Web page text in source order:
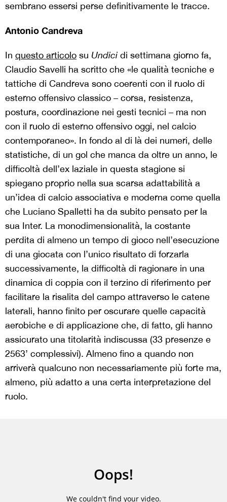
sembrano essersi perse definitivamente le tracce.
Antonio Candreva
In questo articolo su Undici di settimana giorno fa,
Claudio Savelli ha scritto che «le qualità tecniche e
tattiche di Candreva sono coerenti con il ruolo di
esterno offensivo classico – corsa, resistenza,
postura, coordinazione nei gesti tecnici – ma non
con il ruolo di esterno offensivo oggi, nel calcio
contemporaneo». In fondo al di là dei numeri, delle
statistiche, di un gol che manca da oltre un anno, le
difficoltà dell’ex laziale in questa stagione si
spiegano proprio nella sua scarsa adattabilità a
un’idea di calcio associativa e moderna come quella
che Luciano Spalletti ha da subito pensato per la
sua Inter. La monodimensionalità, la costante
perdita di almeno un tempo di gioco nell’esecuzione
di una giocata con l’unico risultato di forzarla
successivamente, la difficoltà di ragionare in una
dinamica di coppia con il terzino di riferimento per
facilitare la risalita del campo attraverso le catene
laterali, hanno finito per oscurare quelle capacità
aerobiche e di applicazione che, di fatto, gli hanno
assicurato una titolarità indiscussa (33 presenze e
2563’ complessivi). Almeno fino a quando non
arriverà qualcuno non necessariamente più forte ma,
almeno, più adatto a una certa interpretazione del
ruolo.